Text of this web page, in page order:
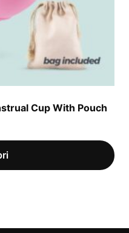
Cup With Pouch